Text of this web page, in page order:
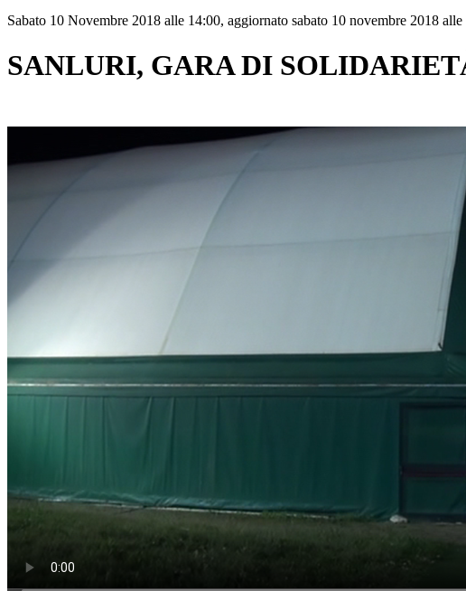
Sabato 10 Novembre 2018 alle 14:00, aggiornato sabato 10 novembre 2018
SANLURI, GARA DI